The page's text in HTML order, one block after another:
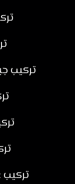
تركيب